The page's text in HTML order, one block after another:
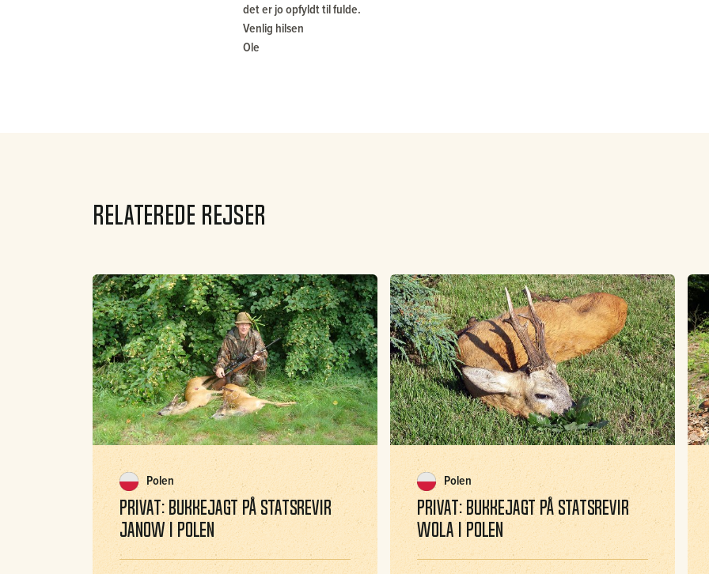
det er jo opfyldt til fulde.
Venlig hilsen
Ole
Relaterede rejser
Polen
Privat: Bukkejagt på statsrevir
Janow i Polen
Polen
Privat: Bukkejagt på statsrevir
Wola i Polen